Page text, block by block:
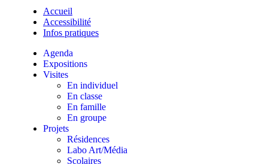
Accueil
Accessibilité
Infos pratiques
Agenda
Expositions
Visites
En individuel
En classe
En famille
En groupe
Projets
Résidences
Labo Art/Média
Scolaires